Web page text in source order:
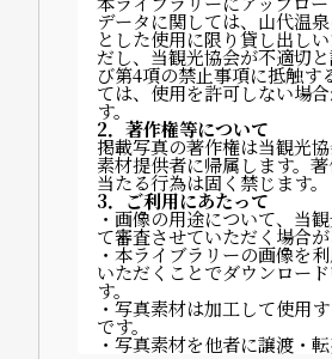
データに関しては、山代温
とした使用に限り貸し出し
だし、当観光協会が不適切
び第4項の禁止事項に抵触す
ては、使用を許可しない場
す。
2．著作権等について
掲載写真の著作権は当観光
素材提供者に帰属します。
当たる行為は固く禁じます。
3．ご利用にあたって
・画像の用途について、当
て審査させていただく場合が
・本ライブラリーの画像を
いただくことでダウンロー
す。
・写真素材は加工して使用
です。
・写真素材を他者に譲渡・